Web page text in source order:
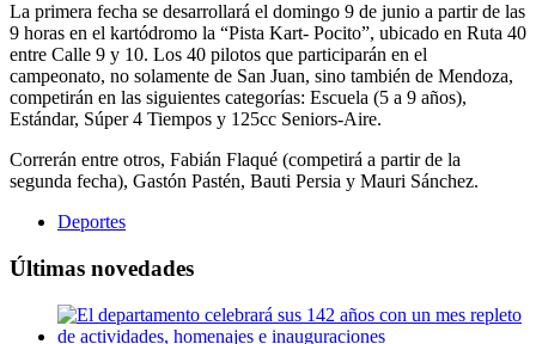
La primera fecha se desarrollará el domingo 9 de junio a partir de las
9 horas en el kartódromo la “Pista Kart- Pocito”, ubicado en Ruta 40
entre Calle 9 y 10. Los 40 pilotos que participarán en el
campeonato, no solamente de San Juan, sino también de Mendoza,
competirán en las siguientes categorías: Escuela (5 a 9 años),
Estándar, Súper 4 Tiempos y 125cc Seniors-Aire.
Correrán entre otros, Fabián Flaqué (competirá a partir de la
segunda fecha), Gastón Pastén, Bauti Persia y Mauri Sánchez.
Deportes
Últimas novedades